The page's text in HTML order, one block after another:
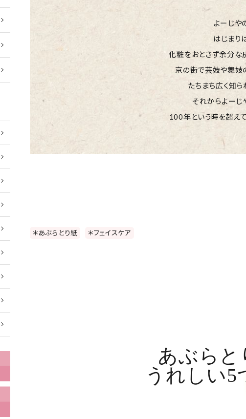
よーじや
はじまり
化粧をおとさず余分な
京の街で芸妓や舞妓
たちまち広く知ら
それからよーじ
100年という時を超えて
＊あぶらとり紙 ＊フェイスケア
あぶらと
うれしい5